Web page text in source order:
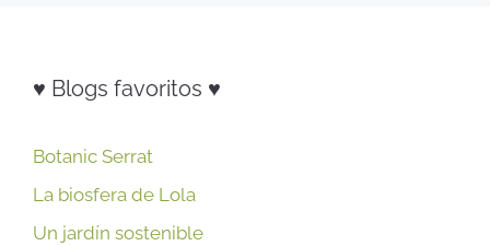
♥ Blogs favoritos ♥
Botanic Serrat
La biosfera de Lola
Un jardín sostenible